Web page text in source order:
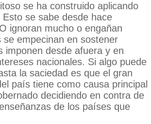
se ha construido aplicando
se sabe desde hace
ignoran mucho o engañan
se empecinan en sostener
imponen desde afuera y en
nacionales. Si algo puede
la saciedad es que el gran
país tiene como causa principal
decidiendo en contra de
de los países que